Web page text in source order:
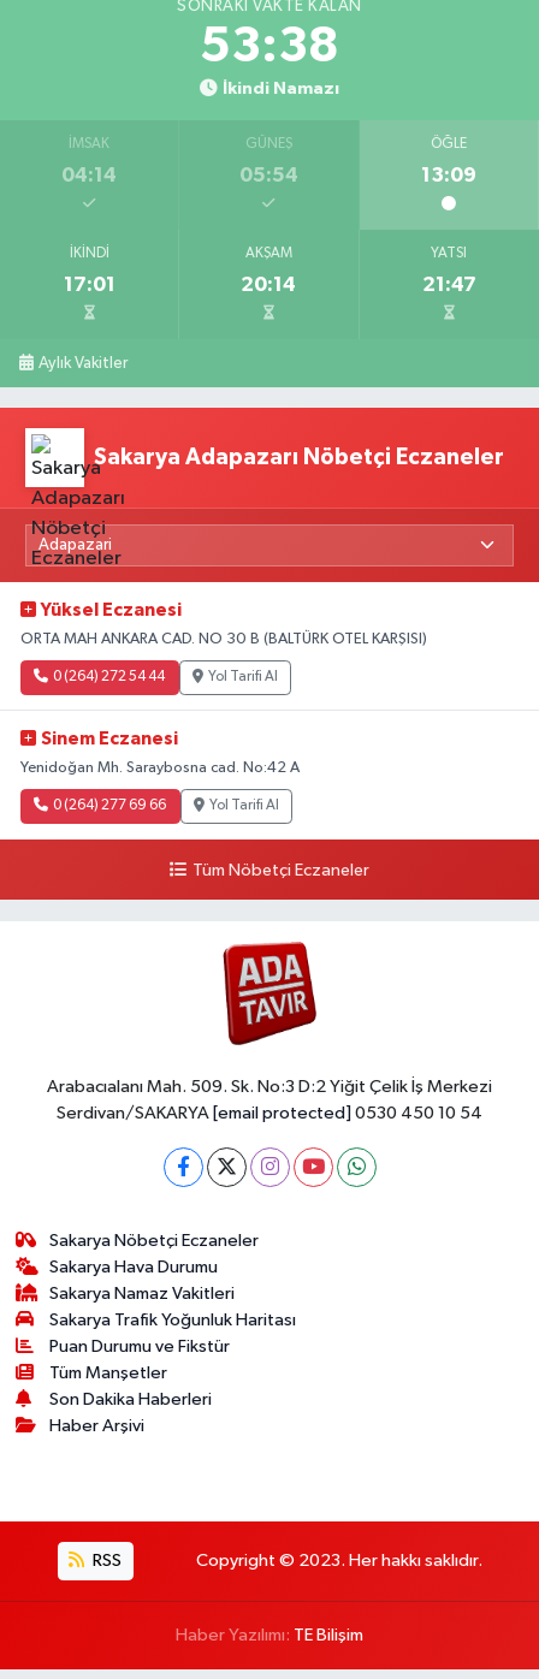
SONRAKI VAKTE KALAN
53:37
İkindi Namazı
İMSAK
04:14
GÜNEŞ
05:54
ÖĞLE
13:09
İKINDI
17:01
AKŞAM
20:14
YATSI
21:47
Aylık Vakitler
Sakarya Adapazarı Nöbetçi Eczaneler
Yüksel Eczanesi
ORTA MAH ANKARA CAD. NO 30 B (BALTÜRK OTEL KARŞISI)
0 (264) 272 54 44 Yol Tarifi Al
Sinem Eczanesi
Yenidoğan Mh. Saraybosna cad. No:42 A
0 (264) 277 69 66 Yol Tarifi Al
Tüm Nöbetçi Eczaneler
Arabacıalanı Mah. 509. Sk. No:3 D:2 Yiğit Çelik İş Merkezi
Serdivan/SAKARYA [email protected] 0530 450 10 54
Sakarya Nöbetçi Eczaneler
Sakarya Hava Durumu
Sakarya Namaz Vakitleri
Sakarya Trafik Yoğunluk Haritası
Puan Durumu ve Fikstür
Tüm Manşetler
Son Dakika Haberleri
Haber Arşivi
RSS Copyright © 2023. Her hakkı saklıdır.
Haber Yazılımı: TE Bilişim